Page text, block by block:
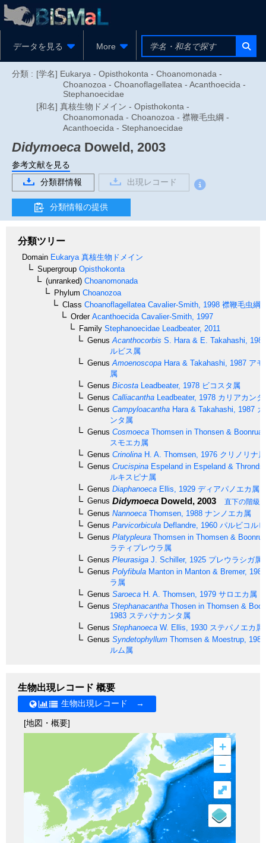
データを見る More
分類 : [学名] Eukarya - Opisthokonta - Choanomonada -
Choanozoa - Choanoflagellatea - Acanthoecida -
Stephanoecidae
[和名] 真核生物ドメイン - Opisthokonta -
Choanomonada - Choanozoa - 襟鞭毛虫綱 -
Acanthoecida - Stephanoecidae
Didymoeca Doweld, 2003
参考文献を見る
分類群情報
出現レコード
分類情報の提供
分類ツリー
Domain Eukarya 真核生物ドメイン
Supergroup Opisthokonta
(unranked) Choanomonada
Phylum Choanozoa
Class Choanoflagellatea Cavalier-Smith, 1998 襟鞭毛虫綱
OrderAcanthoecida Cavalier-Smith, 1997
Family Stephanoecidae Leadbeater, 2011
Genus Acanthocorbis S. Hara & E. Takahashi, 1984
ルビス属
Genus Amoenoscopa Hara & Takahashi, 1987 ア
属
Genus Bicosta Leadbeater, 1978 ビコスタ属
Genus Calliacantha Leadbeater, 1978 カリアカンタ
Genus Campyloacantha Hara & Takahashi, 1987
ンタ属
Genus Cosmoeca Thomsen in Thonsen &
スモエカ属
Genus Crinolina H. A. Thomsen, 1976 クリノリナ属
Genus Crucispina Espeland in Espeland &
ルキスピナ属
Genus Diaphanoeca Ellis, 1929 ディアパノエカ属
Genus Didymoeca Doweld, 2003 直下の階級
Genus Nannoeca Thomsen, 1988 ナンノエカ属
Genus Parvicorbicula Deflandre, 1960 パルビコル
Genus Platypleura Thomsen in Thomsen &
ラティプレウラ属
Genus Pleurasiga J. Schiller, 1925 プレウラシガ属
Genus Polyfibula Manton in Manton & Bremer, 1981
ラ属
Genus Saroeca H. A. Thomsen, 1979 サロエカ属
Genus Stephanacantha Thosen in Thomsen &
1983 ステパナカンタ属
Genus Stephanoeca W. Ellis, 1930 ステパノエカ属
Genus Syndetophyllum Thomsen & Moestrup, 1984
ルム属
生物出現レコード 概要
生物出現レコード →
[地図・概要]
+
–
⤢